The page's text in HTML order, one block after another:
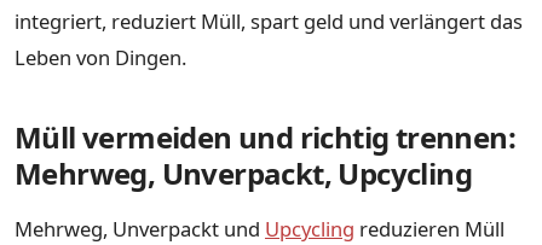
integriert, reduziert Müll, spart geld und verlängert das
Leben von Dingen.
Müll vermeiden und richtig trennen:
Mehrweg, Unverpackt, Upcycling
Mehrweg, Unverpackt und Upcycling reduzieren Müll